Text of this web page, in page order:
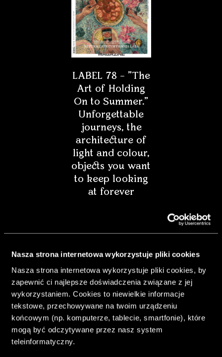
Nasza strona internetowa wykorzystuje pliki cookies
Nasza strona internetowa wykorzystuje pliki cookies, by
zapewnić ci najlepsze doświadczenia związane z jej
wykorzystaniem. Cookies to niewielkie informacje
tekstowe, przechowywane na twoim urządzeniu
końcowym (np. komputerze, tablecie, smartfonie), które
mogą być odczytywane przez nasz system
teleinformatyczny.
LABEL 78 – "The
Art of Holding
On to Summer."
Unforgettable
journeys, the
architecture of
light and colour,
objects you want
to keep looking
at forever
& Living 40 "A